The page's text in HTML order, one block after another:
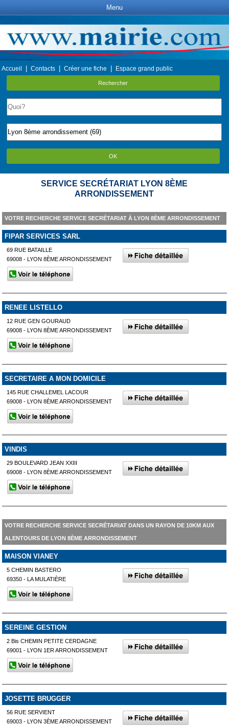
Menu
Accueil Contacts Créer une fiche Espace grand public
Rechercher
OK
SERVICE SECRÉTARIAT LYON 8ÈME
ARRONDISSEMENT
VOTRE RECHERCHE SERVICE SECRÉTARIAT À LYON 8ÈME ARRONDISSEMENT
FIPAR SERVICES SARL
69 RUE BATAILLE
69008 - LYON 8ÈME ARRONDISSEMENT
RENEE LISTELLO
12 RUE GEN GOURAUD
69008 - LYON 8ÈME ARRONDISSEMENT
SECRETAIRE A MON DOMICILE
145 RUE CHALLEMEL LACOUR
69008 - LYON 8ÈME ARRONDISSEMENT
VINDIS
29 BOULEVARD JEAN XXIII
69008 - LYON 8ÈME ARRONDISSEMENT
VOTRE RECHERCHE SERVICE SECRÉTARIAT DANS UN RAYON DE 10KM AUX
ALENTOURS DE LYON 8ÈME ARRONDISSEMENT
MAISON VIANEY
5 CHEMIN BASTERO
69350 - LA MULATIÈRE
SEREINE GESTION
2 Bis CHEMIN PETITE CERDAGNE
69001 - LYON 1ER ARRONDISSEMENT
JOSETTE BRUGGER
56 RUE SERVIENT
69003 - LYON 3ÈME ARRONDISSEMENT